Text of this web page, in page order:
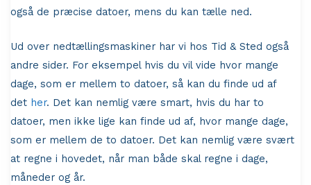
også de præcise datoer, mens du kan tælle ned.
Ud over nedtællingsmaskiner har vi hos Tid & Sted også
andre sider. For eksempel hvis du vil vide hvor mange
dage, som er mellem to datoer, så kan du finde ud af
det her. Det kan nemlig være smart, hvis du har to
datoer, men ikke lige kan finde ud af, hvor mange dage,
som er mellem de to datoer. Det kan nemlig være svært
at regne i hovedet, når man både skal regne i dage,
måneder og år.